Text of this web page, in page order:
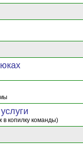
в копилку команды)